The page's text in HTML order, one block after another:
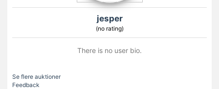
jesper
(no rating)
There is no user bio.
Se flere auktioner
Feedback